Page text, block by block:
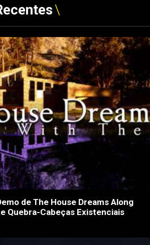
de The House Dreams Along
Quebra-Cabeças Existenciais